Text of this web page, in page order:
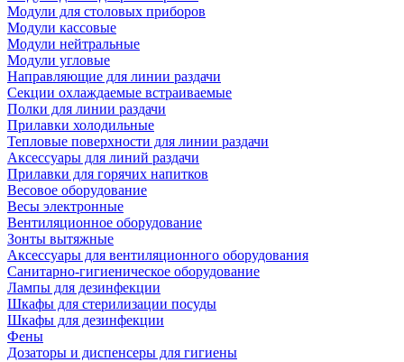
Модули для столовых приборов
Модули кассовые
Модули нейтральные
Модули угловые
Направляющие для линии раздачи
Секции охлаждаемые встраиваемые
Полки для линии раздачи
Прилавки холодильные
Тепловые поверхности для линии раздачи
Аксессуары для линий раздачи
Прилавки для горячих напитков
Весовое оборудование
Весы электронные
Вентиляционное оборудование
Зонты вытяжные
Аксессуары для вентиляционного оборудования
Санитарно-гигиеническое оборудование
Лампы для дезинфекции
Шкафы для стерилизации посуды
Шкафы для дезинфекции
Фены
Дозаторы и диспенсеры для гигиены